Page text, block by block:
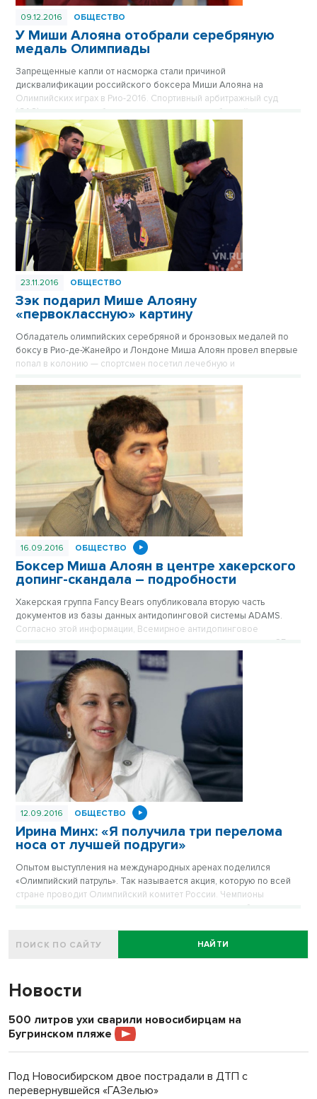
09.12.2016 ОБЩЕСТВО
У Миши Алояна отобрали серебряную
медаль Олимпиады
Запрещенные капли от насморка стали причиной
дисквалификации российского боксера Миши Алояна на
Олимпийских играх в Рио-2016. Спортивный арбитражный суд
(CAS) лишит новосибирского спортсмена серебряной медали из-
за употребления допинга.
23.11.2016 ОБЩЕСТВО
Зэк подарил Мише Алояну
«первоклассную» картину
Обладатель олимпийских серебряной и бронзовых медалей по
боксу в Рио-де-Жанейро и Лондоне Миша Алоян провел впервые
попал в колонию — спортсмен посетил лечебную и
16.09.2016 ОБЩЕСТВО
Боксер Миша Алоян в центре хакерского
допинг-скандала – подробности
Хакерская группа Fancy Bears опубликовала вторую часть
документов из базы данных антидопинговой системы ADAMS.
Согласно этой информации, Всемирное антидопинговое
агентство допускало применение запрещенных препаратов 25-ю
спортсменами из восьми стран. В числе атлетов - новосибирский
боксер, двукратный призер Олимпийских игр Миша Алоян.
12.09.2016 ОБЩЕСТВО
Ирина Минх: «Я получила три перелома
носа от лучшей подруги»
Опытом выступления на международных аренах поделился
«Олимпийский патруль». Так называется акция, которую по всей
стране проводит Олимпийский комитет России. Чемпионы
приходят в школы и своим примером вдохновляют ребят на
НАЙТИ
Новости
500 литров ухи сварили новосибирцам на
Бугринском пляже
Под Новосибирском двое пострадали в ДТП с
перевернувшейся «ГАЗелью»